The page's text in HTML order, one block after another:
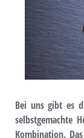
Bei uns gibt es
selbstgemachte
Kombination.